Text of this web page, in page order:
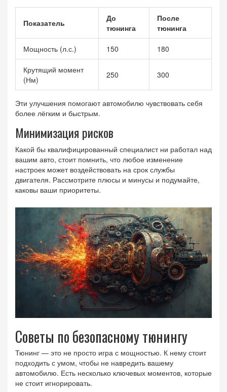
Показатель
До
тюнинга
После
тюнинга
Мощность (л.с.) 150 180
Крутящий момент
(Нм)
250 300
Эти улучшения помогают автомобилю чувствовать себя
более лёгким и быстрым.
Минимизация рисков
Какой бы квалифицированный специалист ни работал над
вашим авто, стоит помнить, что любое изменение
настроек может воздействовать на срок службы
двигателя. Рассмотрите плюсы и минусы и подумайте,
каковы ваши приоритеты.
Советы по безопасному тюнингу
Тюнинг — это не просто игра с мощностью. К нему стоит
подходить с умом, чтобы не навредить вашему
автомобилю. Есть несколько ключевых моментов, которые
не стоит игнорировать.